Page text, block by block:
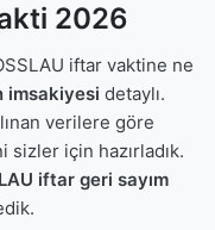
2026
iftar vaktine ne
imsakiyesi detaylı.
verilere göre
sizler için hazırladık.
iftar geri sayım